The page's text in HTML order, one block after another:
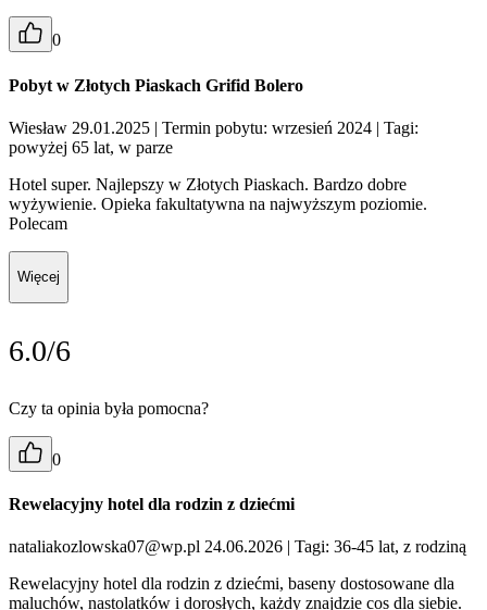
0
Pobyt w Złotych Piaskach Grifid Bolero
Wiesław 29.01.2025 | Termin pobytu: wrzesień 2024 | Tagi:
powyżej 65 lat, w parze
Hotel super. Najlepszy w Złotych Piaskach. Bardzo dobre
wyżywienie. Opieka fakultatywna na najwyższym poziomie.
Polecam
Więcej
6.0/6
Czy ta opinia była pomocna?
0
Rewelacyjny hotel dla rodzin z dziećmi
nataliakozlowska07@wp.pl 24.06.2026 | Tagi: 36-45 lat, z rodziną
Rewelacyjny hotel dla rodzin z dziećmi, baseny dostosowane dla
maluchów, nastolatków i dorosłych, każdy znajdzie cos dla siebie.